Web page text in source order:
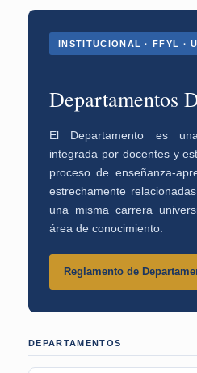
INSTITUCIONAL · FFYL ·
Departamentos
El Departamento es
integrada por docentes y
proceso de enseñanza-
estrechamente
una misma carrera
área de conocimiento.
Reglamento de
DEPARTAMENTOS